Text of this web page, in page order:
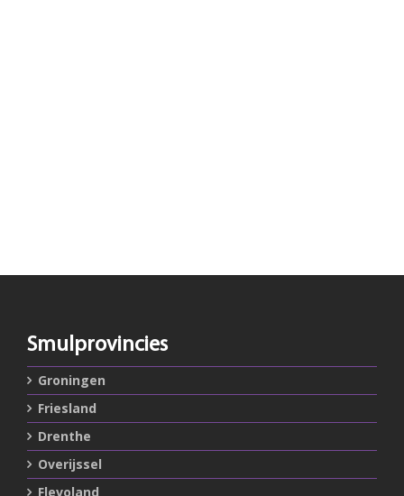
Smulprovincies
Groningen
Friesland
Drenthe
Overijssel
Flevoland